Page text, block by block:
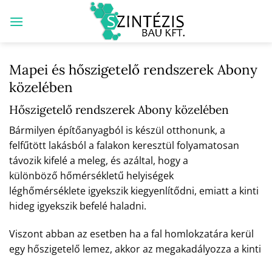
Mapei és hőszigetelő rendszerek Abony
közelében
Hőszigetelő rendszerek Abony közelében
Bármilyen építőanyagból is készül otthonunk, a
felfűtött lakásból a falakon keresztül folyamatosan
távozik kifelé a meleg, és azáltal, hogy a
különböző hőmérsékletű helyiségek
léghőmérséklete igyekszik kiegyenlítődni, emiatt a kinti
hideg igyekszik befelé haladni.
Viszont abban az esetben ha a fal homlokzatára kerül
egy hőszigetelő lemez, akkor az megakadályozza a kinti